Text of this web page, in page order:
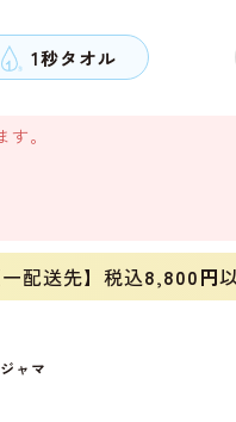
1秒タオル
。
一配送先】税込8,800円
ャマ